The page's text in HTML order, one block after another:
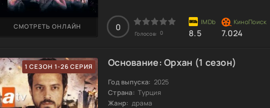
СМОТРЕТЬ ОНЛАЙН 0
Голосов: 0 8.5 7.024
1 СЕЗОН 1-26 СЕРИЯ Основание: Орхан (1 сезон)
Год выпуска: 2025
Страна: Турция
Жанр: драма